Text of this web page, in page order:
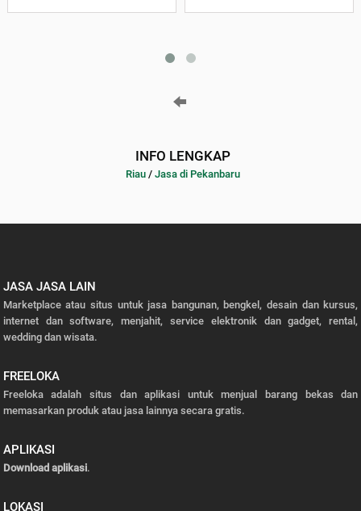
INFO LENGKAP
Riau / Jasa di Pekanbaru
JASA JASA LAIN
Marketplace atau situs untuk jasa bangunan, bengkel, desain dan kursus,
internet dan software, menjahit, service elektronik dan gadget, rental,
wedding dan wisata.
FREELOKA
Freeloka adalah situs dan aplikasi untuk menjual barang bekas dan
memasarkan produk atau jasa lainnya secara gratis.
APLIKASI
Download aplikasi.
LOKASI